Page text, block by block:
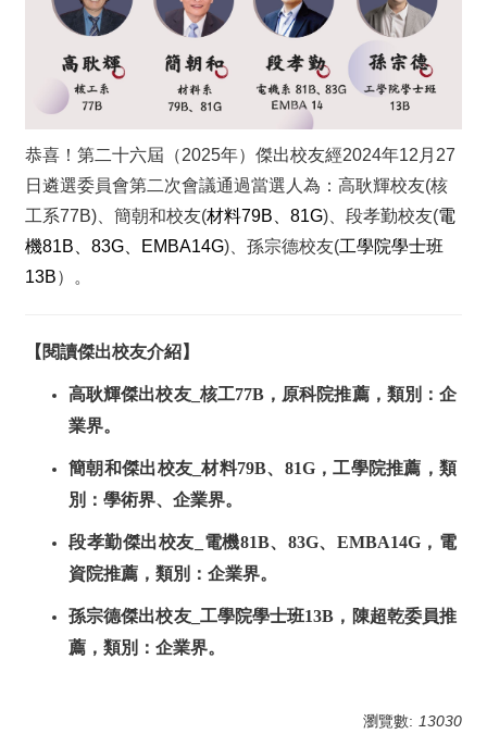
恭喜！第二十六屆（2025年）傑出校友經2024年12月27
日遴選委員會第二次會議通過當選人為：高耿輝校友(核
工系77B)、簡朝和校友(材料79B、81G)、段孝勤校友(電
機81B、83G、EMBA14G)、孫宗德校友(工學院學士班
13B）。
【閱讀傑出校友介紹】
高耿輝傑出校友_核工77B，原科院推薦，類別：企
業界。
簡朝和傑出校友_材料79B、81G，工學院推薦，類
別：學術界、企業界。
段孝勤傑出校友_電機81B、83G、EMBA14G，電
資院推薦，類別：企業界。
孫宗德傑出校友_工學院學士班13B，陳超乾委員推
薦，類別：企業界。
瀏覽數: 13030